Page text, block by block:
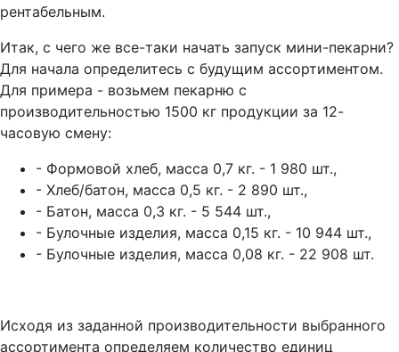
рентабельным.
Итак, с чего же все-таки начать запуск мини-пекарни?
Для начала определитесь с будущим ассортиментом.
Для примера - возьмем пекарню с
производительностью 1500 кг продукции за 12-
часовую смену:
- Формовой хлеб, масса 0,7 кг. - 1 980 шт.,
- Хлеб/батон, масса 0,5 кг. - 2 890 шт.,
- Батон, масса 0,3 кг. - 5 544 шт.,
- Булочные изделия, масса 0,15 кг. - 10 944 шт.,
- Булочные изделия, масса 0,08 кг. - 22 908 шт.
Исходя из заданной производительности выбранного
ассортимента определяем количество единиц